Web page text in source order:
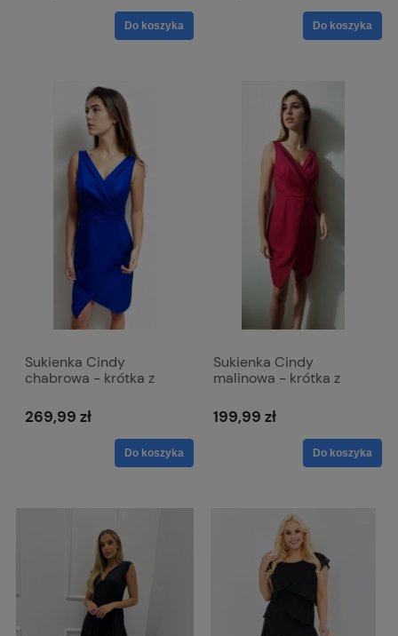
Do koszyka Do koszyka
Sukienka Cindy
chabrowa - krótka z
269,99 zł
Do koszyka
Sukienka Cindy
malinowa - krótka z
199,99 zł
Do koszyka